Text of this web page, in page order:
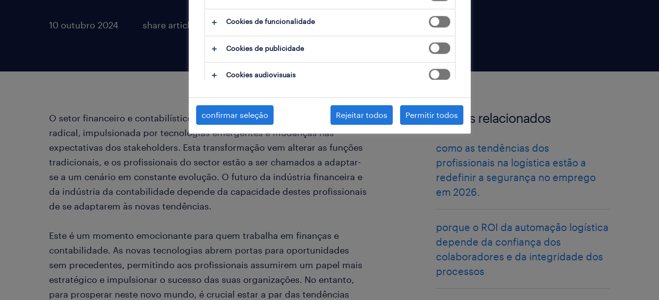
10 outubro 2024 share article:
O setor financeiro e contabilístico está a atravessar uma transformação
radical, impulsionada por tecnologias emergentes e mudanças nas
expectativas dos stakeholders. Esta transformação vem alterar as funções
tradicionais, e os profissionais do sector estão a ser chamados a adaptar-
se a um cenário em constante evolução. O futuro da indústria financeira e
da indústria da contabilidade depende da capacidade destes profissionais
de se adaptarem às novas tendências.
Este é um momento emocionante para quem trabalha em finanças e
contabilidade. As novas tecnologias abrem portas para oportunidades
sem precedentes, permitindo aos profissionais assumirem um papel mais
estratégico e impulsionar o sucesso das suas organizações. No entanto,
para prosperar neste novo mundo, é crucial estar a par das tendências
artigos relacionados
como as tendências dos
profissionais na logística estão a
redefinir a segurança no emprego
em 2026.
porque o ROI da automação logística
depende da confiança dos
colaboradores e da integridade dos
processos
Cookies de funcionalidade
Cookies de publicidade
Cookies audiovisuais
confirmar seleção Rejeitar todos Permitir todos